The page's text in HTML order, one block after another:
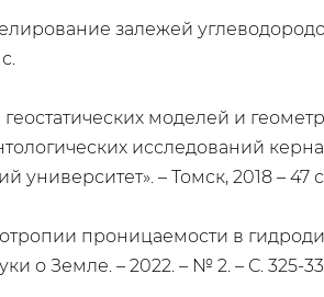
залежей
моделей и
исследований
университет». – Томск, 2018 – 47
проницаемости в
о Земле. – 2022. – № 2. – С. 325-